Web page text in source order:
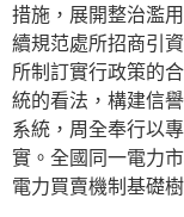
措施，展開整治濫
續規范處所招商引
所制訂實行政策的
統的看法，構建信
系統，周全奉行以
實。全國同一電力
電力買賣機制基礎